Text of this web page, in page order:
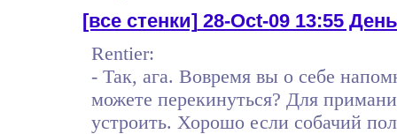
[все стенки]28-Oct-09 13:55
Rentier:
- Так, ага. Вовремя вы о себе
можете перекинуться? Для
устроить. Хорошо если собачий